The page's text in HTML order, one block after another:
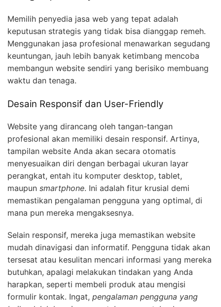
Memilih penyedia jasa web yang tepat adalah
keputusan strategis yang tidak bisa dianggap remeh.
Menggunakan jasa profesional menawarkan segudang
keuntungan, jauh lebih banyak ketimbang mencoba
membangun website sendiri yang berisiko membuang
waktu dan tenaga.
Desain Responsif dan User-Friendly
Website yang dirancang oleh tangan-tangan
profesional akan memiliki desain responsif. Artinya,
tampilan website Anda akan secara otomatis
menyesuaikan diri dengan berbagai ukuran layar
perangkat, entah itu komputer desktop, tablet,
maupun smartphone. Ini adalah fitur krusial demi
memastikan pengalaman pengguna yang optimal, di
mana pun mereka mengaksesnya.
Selain responsif, mereka juga memastikan website
mudah dinavigasi dan informatif. Pengguna tidak akan
tersesat atau kesulitan mencari informasi yang mereka
butuhkan, apalagi melakukan tindakan yang Anda
harapkan, seperti membeli produk atau mengisi
formulir kontak. Ingat, pengalaman pengguna yang